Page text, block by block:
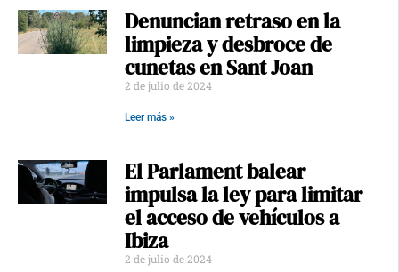
Denuncian retraso en la
limpieza y desbroce de
cunetas en Sant Joan
2 de julio de 2024
Leer más »
El Parlament balear
impulsa la ley para limitar
el acceso de vehículos a
Ibiza
2 de julio de 2024